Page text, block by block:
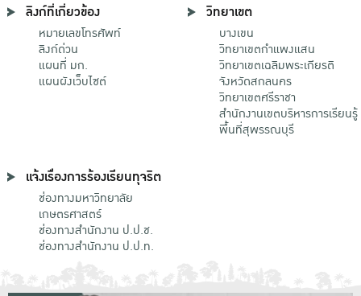
ลิงก์ที่เกี่ยวข้อง
หมายเลขโทรศัพท์
ลิงก์ด่วน
แผนที่ มก.
แผนผังเว็บไซต์
วิทยาเขต
บางเขน
วิทยาเขตกําแพงแสน
วิทยาเขตเฉลิมพระเกียรติ
จังหวัดสกลนคร
วิทยาเขตศรีราชา
สำนักงานเขตบริหารการเรียนรู้
พื้นที่สุพรรณบุรี
แจ้งเรื่องการร้องเรียนทุจริต
ช่องทางมหาวิทยาลัย
เกษตรศาสตร์
ช่องทางสำนักงาน ป.ป.ช.
ช่องทางสำนักงาน ป.ป.ท.